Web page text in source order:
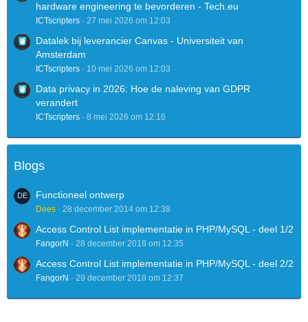
hardware engineering te bevorderen - Tech.eu
ICTscripters 27 mei 2026 om 12:03
Datalek bij leverancier Canvas - Universiteit van
Amsterdam
ICTscripters 10 mei 2026 om 12:03
Data privacy in 2026: Hoe de naleving van GDPR
verandert
ICTscripters 8 mei 2026 om 12:16
Blogs
Functioneel ontwerp
Dees 28 december 2014 om 12:38
Access Control List implementatie in PHP/MySQL - deel 1/2
FangorN 28 december 2018 om 12:35
Access Control List implementatie in PHP/MySQL - deel 2/2
FangorN 29 december 2018 om 12:37